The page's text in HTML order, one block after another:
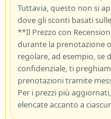
Tuttavia, questo non si
dove gli sconti basati
**Il Prezzo con
durante la prenotazione
regolare, ad esempio, se
confidenziale, ti
prenotazioni tramite
Per i prezzi più
elencate accanto a